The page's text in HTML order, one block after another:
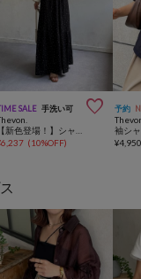
SALE 手洗い可 
6,237 (10%OFF)
予約
¥